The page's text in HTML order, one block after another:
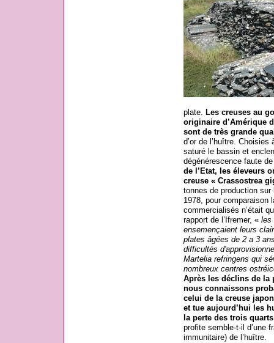
plate. Les creuses au
originaire d’Amérique
sont de très grande
d’or de l’huître.
saturé le bassin et
dégénérescence faute
de l’Etat, les éleveurs
creuse « Crassostrea
tonnes de production sur
1978, pour comparaison
commercialisés n’était
rapport de l’Ifremer, « les
ensemençaient leurs
plates âgées de 2 a 3
difficultés
Martelia refringens qui
nombreux centres
Après les déclins de la
nous connaissons
celui de la creuse
et tue aujourd’hui les
la perte des trois
profite semble-t-il d’une
immunitaire) de l’huître.